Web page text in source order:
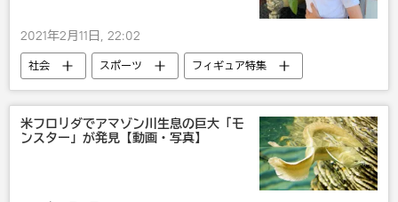
2021年2月11日, 22:02
社会 スポーツ
フィギュア特集
エフゲニー・プルシェンコ
フィギュアスケート
米フロリダでアマゾン川生息の巨大「モ
ンスター」が発見【動画・写真】